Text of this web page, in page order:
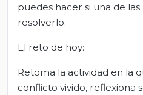
puedes hacer si una de
resolverlo.
El reto de hoy:
Retoma la actividad en la
conflicto vivido, reflexiona